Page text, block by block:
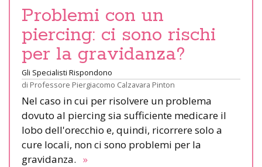
Problemi con un
piercing: ci sono rischi
per la gravidanza?
Gli Specialisti Rispondono
di Professore Piergiacomo Calzavara Pinton
Nel caso in cui per risolvere un problema
dovuto al piercing sia sufficiente medicare il
lobo dell'orecchio e, quindi, ricorrere solo a
cure locali, non ci sono problemi per la
gravidanza. »